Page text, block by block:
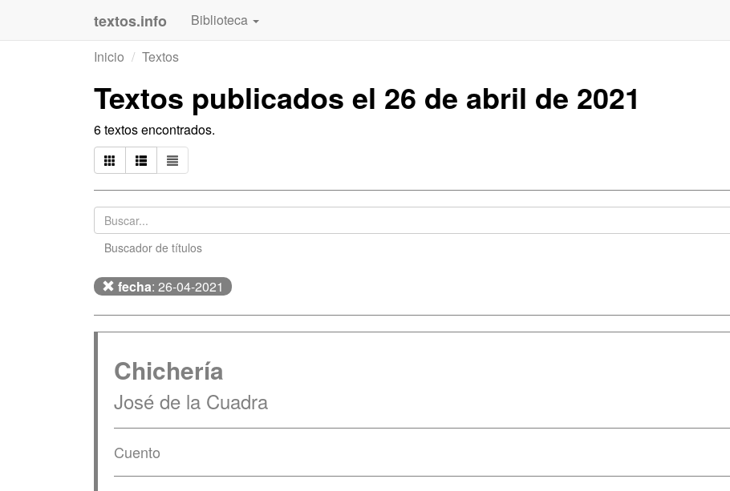
textos.info Biblioteca
Inicio
Textos
Textos publicados el 26 de abril de 2021
6 textos encontrados.
Buscador de títulos
fecha: 26-04-2021
Chichería
José de la Cuadra
Cuento